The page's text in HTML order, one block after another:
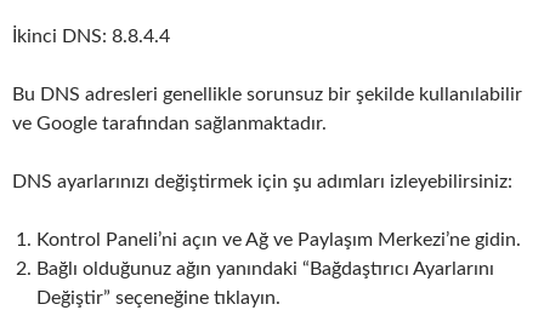
İkinci DNS: 8.8.4.4
Bu DNS adresleri genellikle sorunsuz bir şekilde kullanılabilir
ve Google tarafından sağlanmaktadır.
DNS ayarlarınızı değiştirmek için şu adımları izleyebilirsiniz:
Kontrol Paneli’ni açın ve Ağ ve Paylaşım Merkezi’ne gidin.
Bağlı olduğunuz ağın yanındaki “Bağdaştırıcı Ayarlarını
Değiştir” seçeneğine tıklayın.